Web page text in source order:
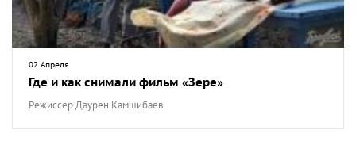
02 Апреля
Где и как снимали фильм «Зере»
Режиссер Даурен Камшибаев